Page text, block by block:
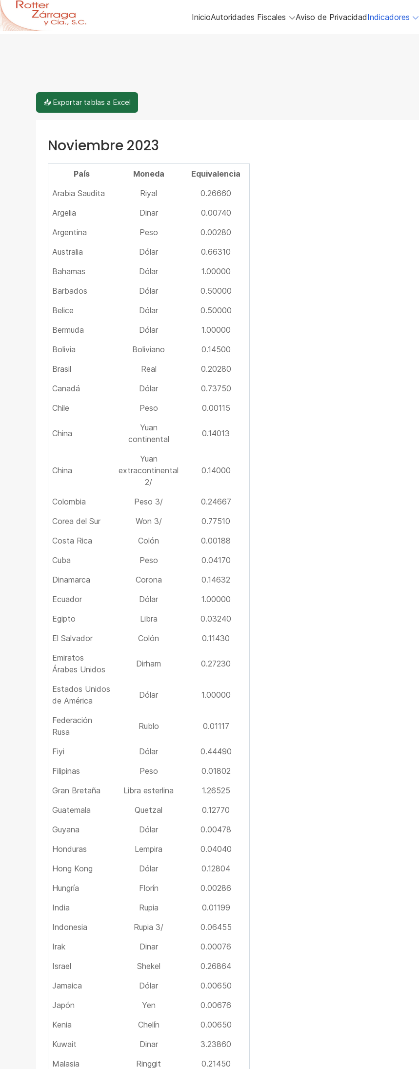
InicioAutoridades Fiscales Aviso de PrivacidadIndicadores
📥 Exportar tablas a Excel
Noviembre 2023
País Moneda
Equivalencia
Arabia Saudita
Riyal
0.26660
Argelia
Dinar
0.00740
Argentina
Peso
0.00280
Australia
Dólar
0.66310
Bahamas
Dólar
1.00000
Barbados
Dólar
0.50000
Belice
Dólar
0.50000
Bermuda
Dólar
1.00000
Bolivia
Boliviano
0.14500
Brasil
Real
0.20280
Canadá
Dólar
0.73750
Chile
Peso 0.00115
China
Yuan
continental
0.14013
China
Yuan
extracontinental
2/
0.14000
Colombia Peso 3/
0.24667
Corea del Sur
Won 3/
0.77510
Costa Rica
Colón
0.00188
Cuba
Peso
0.04170
Dinamarca
Corona
0.14632
Ecuador
Dólar
1.00000
Egipto
Libra
0.03240
El Salvador
Colón
0.11430
Emiratos
Árabes Unidos
Dirham 0.27230
Estados Unidos
de América
Dólar 1.00000
Federación
Rusa
Rublo 0.01117
Fiyi Dólar
0.44490
Filipinas
Peso
0.01802
Gran Bretaña
Libra esterlina
1.26525
Guatemala
Quetzal
0.12770
Guyana
Dólar
0.00478
Honduras
Lempira
0.04040
Hong Kong
Dólar
0.12804
Hungría
Florín
0.00286
India
Rupia
0.01199
Indonesia
Rupia 3/
0.06455
Irak
Dinar
0.00076
Israel
Shekel
0.26864
Jamaica
Dólar
0.00650
Japón
Yen
0.00676
Kenia
Chelín
0.00650
Kuwait
Dinar
3.23860
Malasia
Ringgit
0.21450